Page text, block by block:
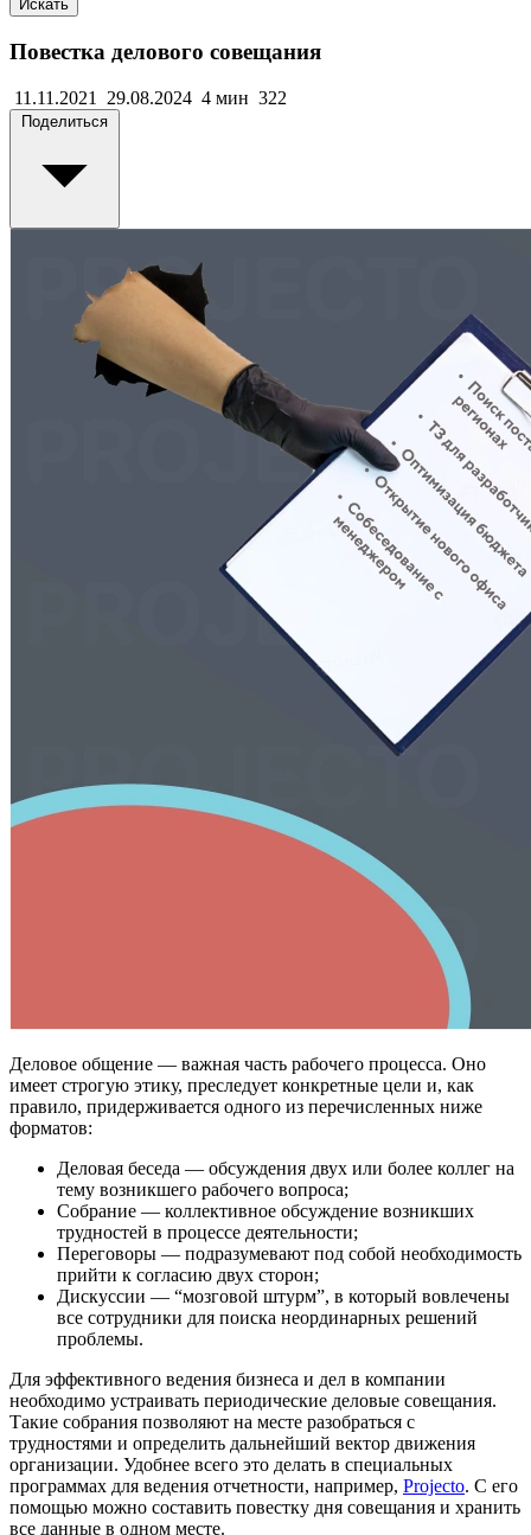
Искать
Повестка делового совещания
11.11.2021 29.08.2024 4 мин 322
Поделиться
Деловое общение — важная часть рабочего процесса. Оно
имеет строгую этику, преследует конкретные цели и, как
правило, придерживается одного из перечисленных ниже
форматов:
Деловая беседа — обсуждения двух или более коллег на
тему возникшего рабочего вопроса;
Собрание — коллективное обсуждение возникших
трудностей в процессе деятельности;
Переговоры — подразумевают под собой необходимость
прийти к согласию двух сторон;
Дискуссии — “мозговой штурм”, в который вовлечены
все сотрудники для поиска неординарных решений
проблемы.
Для эффективного ведения бизнеса и дел в компании
необходимо устраивать периодические деловые совещания.
Такие собрания позволяют на месте разобраться с
трудностями и определить дальнейший вектор движения
организации. Удобнее всего это делать в специальных
программах для ведения отчетности, например, Projecto. С его
помощью можно составить повестку дня совещания и хранить
все данные в одном месте.